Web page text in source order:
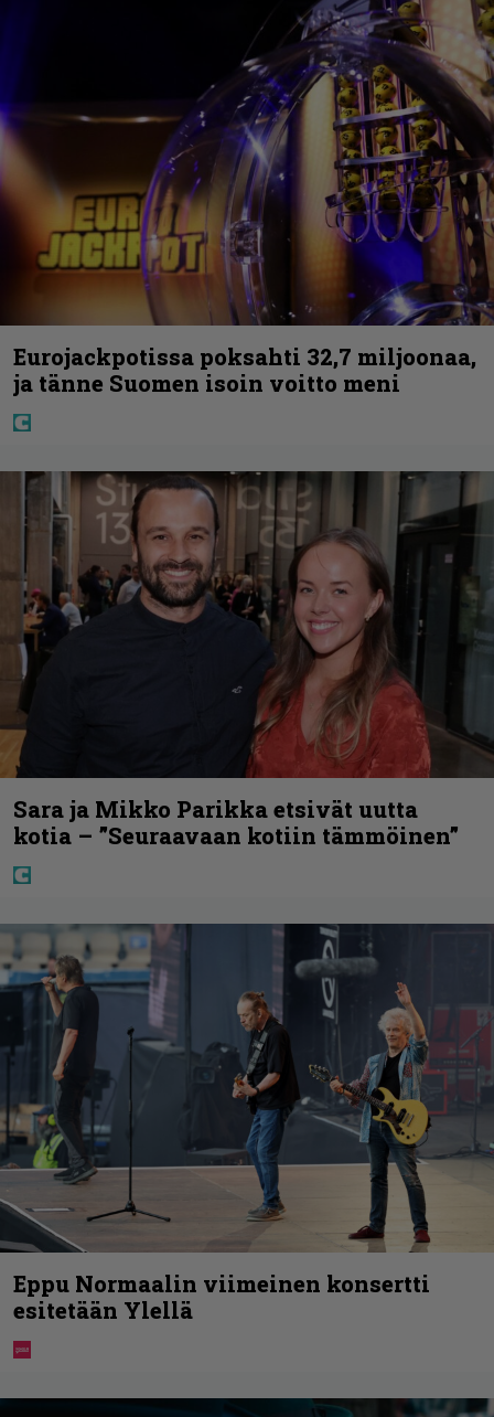
Eurojackpotissa poksahti 32,7 miljoonaa,
ja tänne Suomen isoin voitto meni
Sara ja Mikko Parikka etsivät uutta
kotia – ”Seuraavaan kotiin tämmöinen”
Eppu Normaalin viimeinen konsertti
esitetään Ylellä